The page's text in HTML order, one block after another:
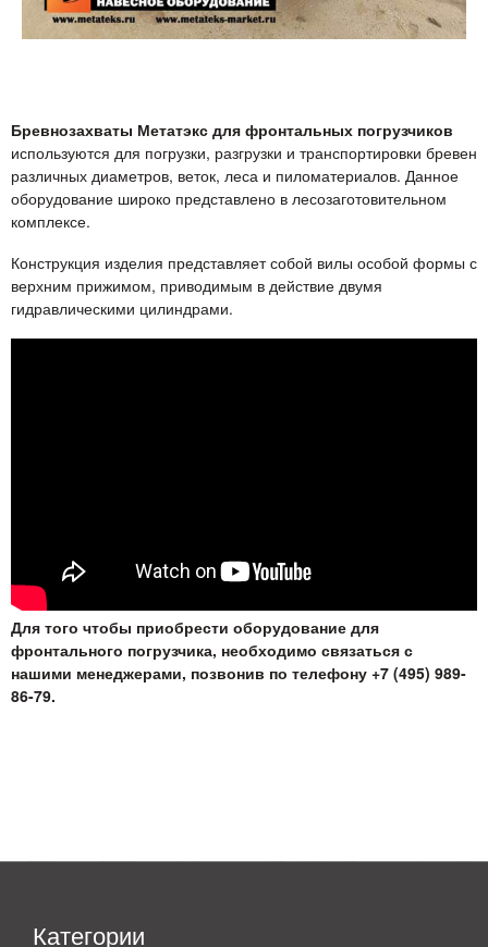
Бревнозахваты Метатэкс для фронтальных погрузчиков
используются для погрузки, разгрузки и транспортировки бревен
различных диаметров, веток, леса и пиломатериалов. Данное
оборудование широко представлено в лесозаготовительном
комплексе.
Конструкция изделия представляет собой вилы особой формы с
верхним прижимом, приводимым в действие двумя
гидравлическими цилиндрами.
Для того чтобы приобрести оборудование для
фронтального погрузчика, необходимо связаться с
нашими менеджерами, позвонив по телефону +7 (495) 989-
86-79.
Категории